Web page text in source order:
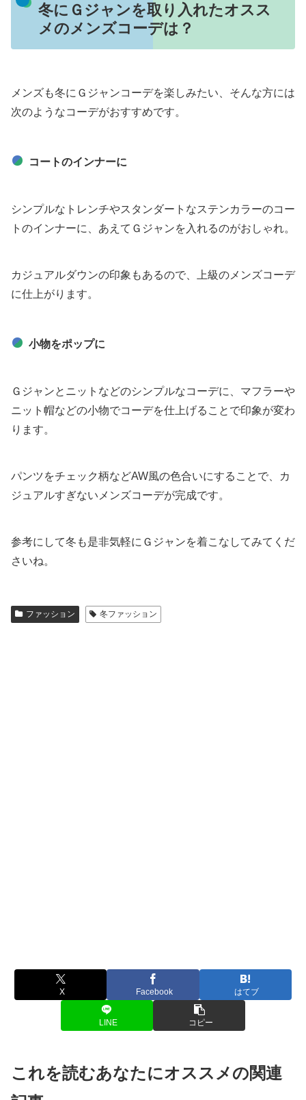
冬にＧジャンを取り入れたオスス
メのメンズコーデは？
メンズも冬にＧジャンコーデを楽しみたい、そんな方には
次のようなコーデがおすすめです。
コートのインナーに
シンプルなトレンチやスタンダートなステンカラーのコー
トのインナーに、あえてＧジャンを入れるのがおしゃれ。
カジュアルダウンの印象もあるので、上級のメンズコーデ
に仕上がります。
小物をポップに
Ｇジャンとニットなどのシンプルなコーデに、マフラーや
ニット帽などの小物でコーデを仕上げることで印象が変わ
ります。
パンツをチェック柄などAW風の色合いにすることで、カ
ジュアルすぎないメンズコーデが完成です。
参考にして冬も是非気軽にＧジャンを着こなしてみてくだ
さいね。
ファッション 冬ファッション
X Facebook はてブ
LINE コピー
これを読むあなたにオススメの関連